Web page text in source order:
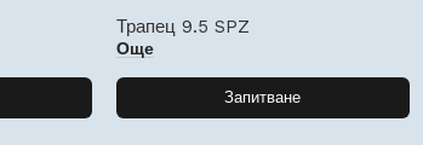
Трапец 9.5 SPZ
Още
Запитване